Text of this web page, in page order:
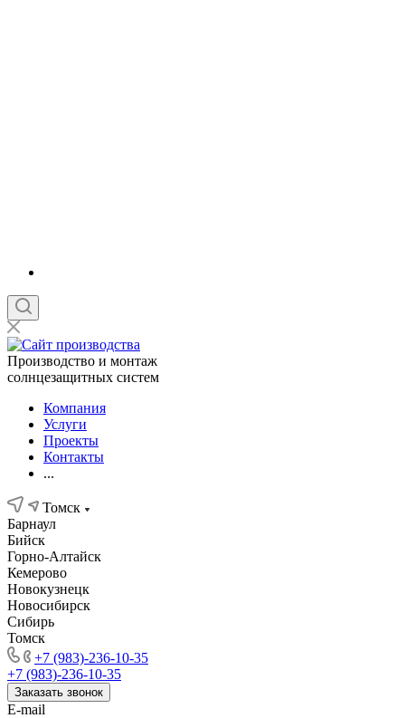
Производство и монтаж
солнцезащитных систем
Компания
Услуги
Проекты
Контакты
...
Томск
Барнаул
Бийск
Горно-Алтайск
Кемерово
Новокузнецк
Новосибирск
Сибирь
Томск
+7 (983)-236-10-35
+7 (983)-236-10-35
Заказать звонок
E-mail